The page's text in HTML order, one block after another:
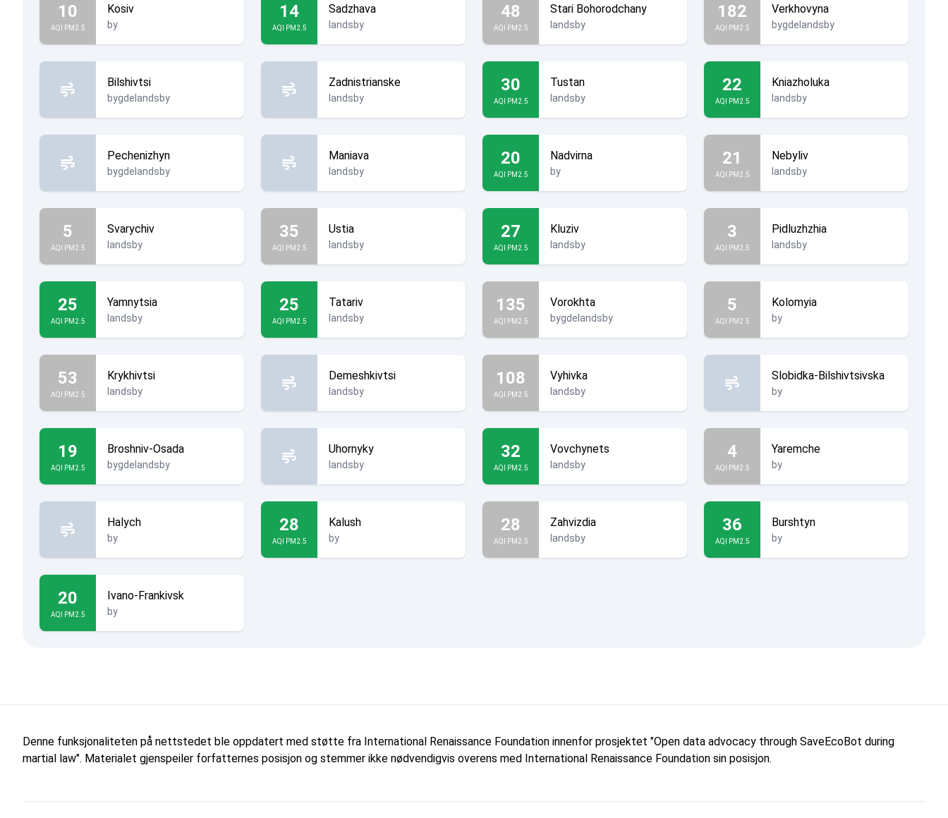
10
AQI PM2.5
Kosiv
by
14
AQI PM2.5
Sadzhava
landsby
48
AQI PM2.5
Stari Bohorodchany
landsby
182
AQI PM2.5
Verkhovyna
bygdelandsby
Bilshivtsi
bygdelandsby
Zadnistrianske
landsby
30
AQI PM2.5
Tustan
landsby
22
AQI PM2.5
Kniazholuka
landsby
Pechenizhyn
bygdelandsby
Maniava
landsby
20
AQI PM2.5
Nadvirna
by
21
AQI PM2.5
Nebyliv
landsby
5
AQI PM2.5
Svarychiv
landsby
35
AQI PM2.5
Ustia
landsby
27
AQI PM2.5
Kluziv
landsby
3
AQI PM2.5
Pidluzhzhia
landsby
25
AQI PM2.5
Yamnytsia
landsby
25
AQI PM2.5
Tatariv
landsby
135
AQI PM2.5
Vorokhta
bygdelandsby
5
AQI PM2.5
Kolomyia
by
53
AQI PM2.5
Krykhivtsi
landsby
Demeshkivtsi
landsby
108
AQI PM2.5
Vyhivka
landsby
Slobidka-Bilshivtsivska
by
19
AQI PM2.5
Broshniv-Osada
bygdelandsby
Uhornyky
landsby
32
AQI PM2.5
Vovchynets
landsby
4
AQI PM2.5
Yaremche
by
Halych
by
28
AQI PM2.5
Kalush
by
28
AQI PM2.5
Zahvizdia
landsby
36
AQI PM2.5
Burshtyn
by
20
AQI PM2.5
Ivano-Frankivsk
by
Denne funksjonaliteten på nettstedet ble oppdatert med støtte fra International Renaissance Foundation innenfor prosjektet "Open data advocacy through SaveEcoBot during
martial law". Materialet gjenspeiler forfatternes posisjon og stemmer ikke nødvendigvis overens med International Renaissance Foundation sin posisjon.